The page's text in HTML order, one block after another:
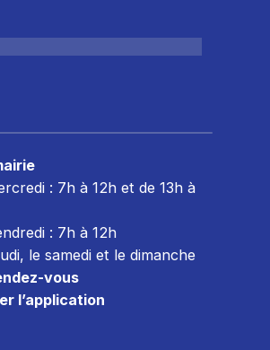
: 7h à 12h et de 13h à
: 7h à 12h
le samedi et le dimanche
vous
l’application